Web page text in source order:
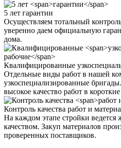
5 лет гарантии
Осуществляем тотальный
уверенно даем официальную
дома.
Квалифицированные
Отдельные виды работ в нашей
узкоспециализированные
высокое качество работ в
Контроль качества работ и
На каждом этапе стройки ведется
качеством. Закуп материалов
проверенных поставщиков.